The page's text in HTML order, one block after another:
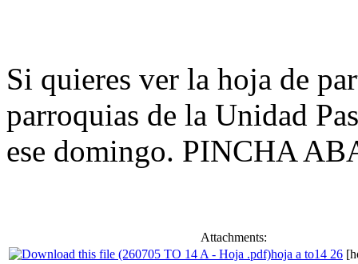
Si quieres ver la hoja de
parroquias de la Unidad
ese domingo. PINCHA
Attachments:
hoja a to14 26